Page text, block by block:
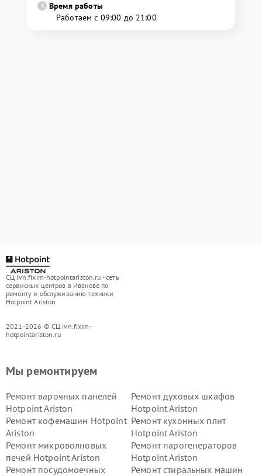
Время работы
Работаем с 09:00 до 21:00
СЦ ivn.fixim-hotpointariston.ru - сеть
сервисных центров в Иванове по
ремонту и обслуживанию техники
Hotpoint Ariston
2021-2026 © СЦ ivn.fixim-
hotpointariston.ru
Мы ремонтируем
Ремонт варочных панелей
Hotpoint Ariston
Ремонт духовых шкафов
Hotpoint Ariston
Ремонт кофемашин Hotpoint
Ariston
Ремонт кухонных плит
Hotpoint Ariston
Ремонт микроволновых
печей Hotpoint Ariston
Ремонт парогенераторов
Hotpoint Ariston
Ремонт посудомоечных
Ремонт стиральных машин